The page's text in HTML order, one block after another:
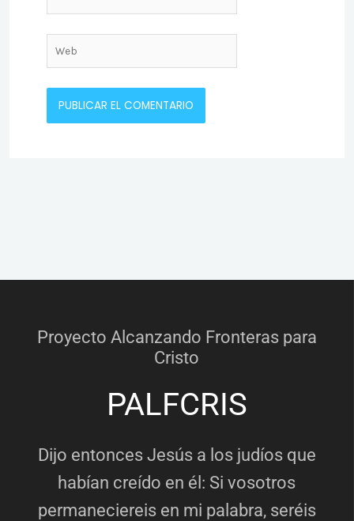
electrónico*
Web
Proyecto Alcanzando Fronteras para
Cristo
PALFCRIS
Dijo entonces Jesús a los judíos que
habían creído en él: Si vosotros
permaneciereis en mi palabra, seréis